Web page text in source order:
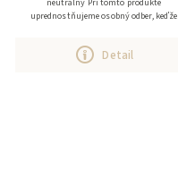
Detail
neutrálny Pri tomto produkte
uprednostňujeme osobný odber, keďže
pri preprave tovaru....